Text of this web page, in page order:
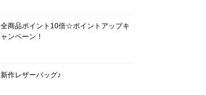
全商品ポイント10倍☆ポイントアップキ
ャンペーン！
新作レザーバッグ♪